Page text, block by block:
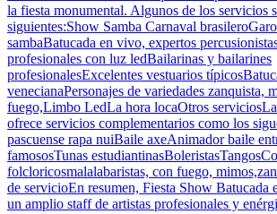
la fiesta monumental. Algunos de los servicios
siguientes:Show Samba Carnaval
sambaBatucada en vivo, expertos
profesionales con luz ledBailarinas y bailarines
profesionalesExcelentes vestuarios
venecianaPersonajes de variedades zanquista,
fuego,Limbo LedLa hora locaOtros serviciosLa
ofrece servicios complementarios como los
pascuense rapa nuiBaile axeAnimador baile
famososTunas
folcloricosmalalabaristas, con fuego,
de servicioEn resumen, Fiesta Show Batucada
un amplio staff de artistas profesionales y